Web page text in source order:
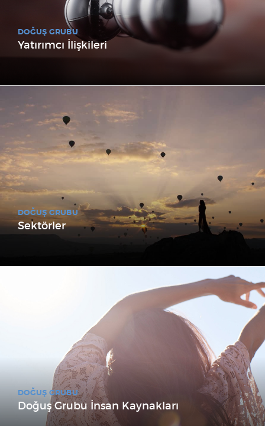
DOĞUŞ GRUBU
Yatırımcı İlişkileri
DOĞUŞ GRUBU
Sektörler
DOĞUŞ GRUBU
Doğuş Grubu İnsan Kaynakları